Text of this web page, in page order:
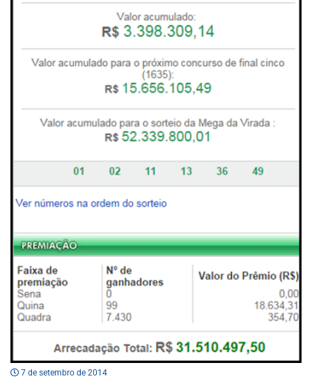
7 de setembro de 2014